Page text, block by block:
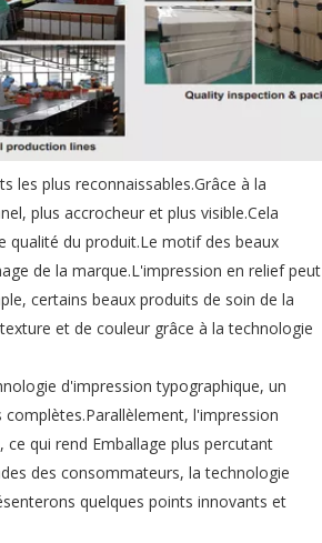
les plus reconnaissables.Grâce à la
plus accrocheur et plus visible.Cela
qualité du produit.Le motif des beaux
de la marque.L'impression en relief peut
certains beaux produits de soin de la
et de couleur grâce à la technologie
d'impression typographique, un
l'impression
qui rend Emballage plus percutant
des consommateurs, la technologie
quelques points innovants et